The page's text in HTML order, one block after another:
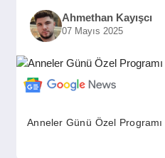
ASAYIŞ
GÜNDEM
Ahmethan Kayışcı
07 Mayıs 2025
Anneler Günü Özel Programı